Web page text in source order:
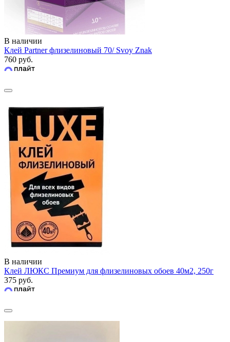
В наличии
Клей Partner флизелиновый 70/ Svoy Znak
760 руб.
В наличии
Клей ЛЮКС Премиум для флизелиновых обоев 40м2, 250г
375 руб.